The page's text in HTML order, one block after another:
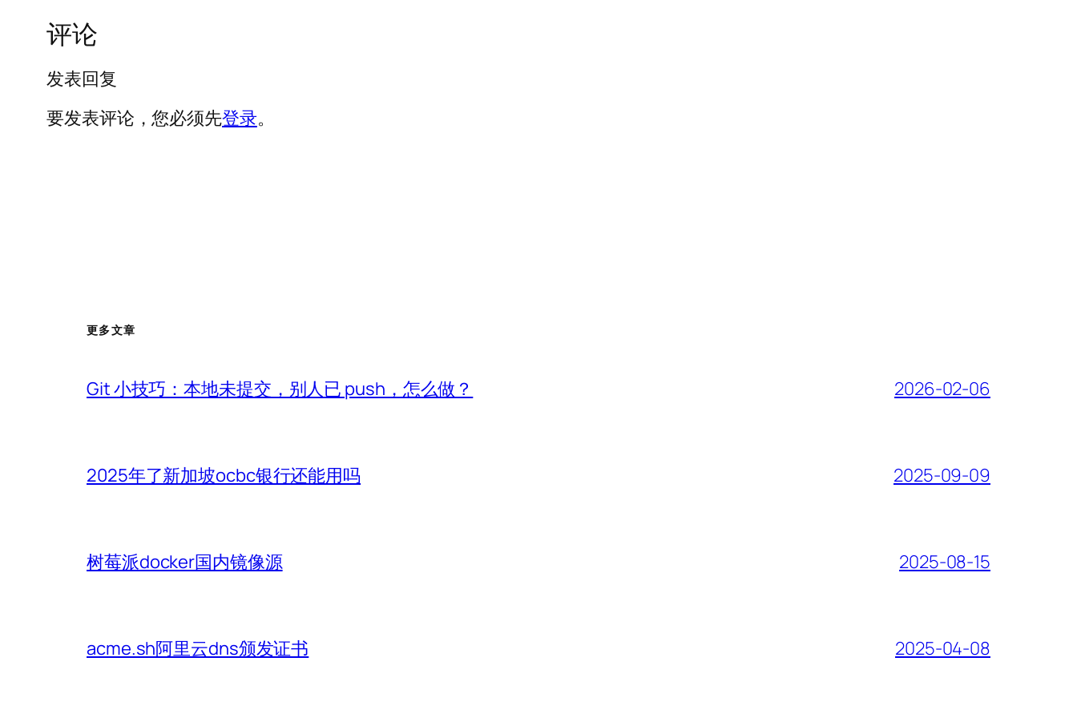
评论
发表回复
要发表评论，您必须先登录。
更多文章
Git 小技巧：本地未提交，别人已 push，怎么做？ 2026-02-06
2025年了新加坡ocbc银行还能用吗 2025-09-09
树莓派docker国内镜像源 2025-08-15
acme.sh阿里云dns颁发证书 2025-04-08